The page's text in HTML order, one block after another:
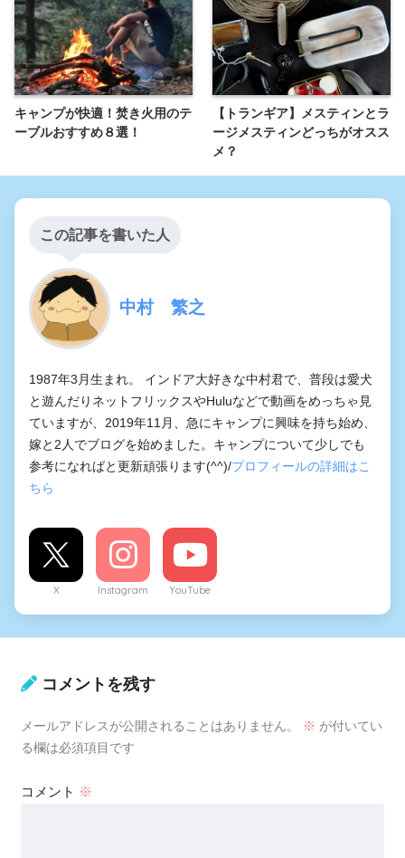
キャンプが快適！焚き火用のテ
ーブルおすすめ８選！
【トランギア】メスティンとラ
ージメスティンどっちがオスス
メ？
この記事を書いた人
中村 繁之
1987年3月生まれ。 インドア大好きな中村君で、普段は愛犬
と遊んだりネットフリックスやHuluなどで動画をめっちゃ見
ていますが、2019年11月、急にキャンプに興味を持ち始め、
嫁と2人でブログを始めました。キャンプについて少しでも
参考になればと更新頑張ります(^^)/プロフィールの詳細はこ
ちら
X Instagram YouTube
コメントを残す
メールアドレスが公開されることはありません。 ※ が付いてい
る欄は必須項目です
コメント ※